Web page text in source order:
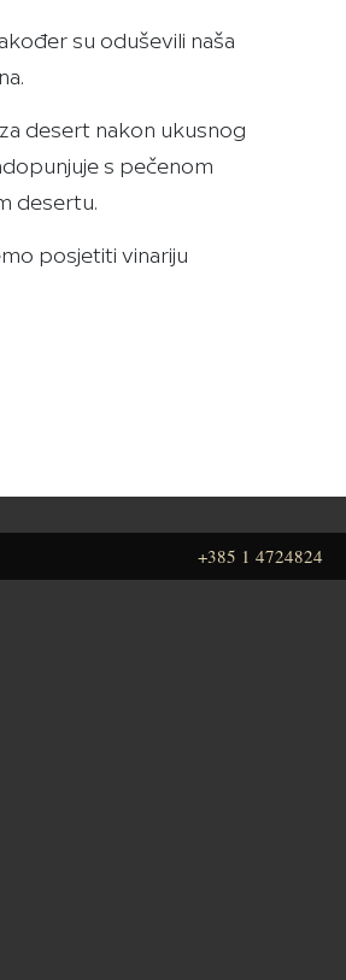
su oduševili naša
desert nakon ukusnog
s pečenom
desertu.
posjetiti vinariju
+385 1 4724824